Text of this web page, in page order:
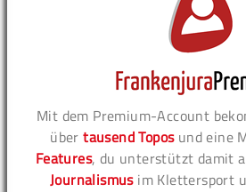
Mit dem Premium-Account
übertausend Toposund eine
Features, du unterstützt damit
Journalismusim Klettersport